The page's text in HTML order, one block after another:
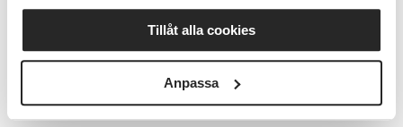
Tillåt alla cookies
Anpassa
Plats
Kursen ges på distans. Möjlighet finns att delta i
Vuxenskolans lokal på Bruksgatan 17 i Mölnlycke.
Ledaren